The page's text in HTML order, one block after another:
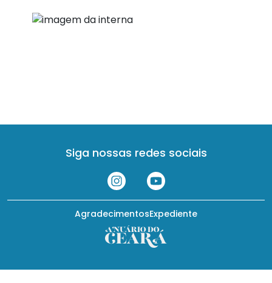
Siga nossas redes sociais
Expediente
Agradecimentos